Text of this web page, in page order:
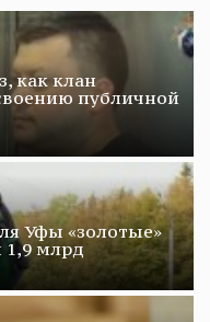
как клан
публичной
Уфы «золотые»
1,9 млрд